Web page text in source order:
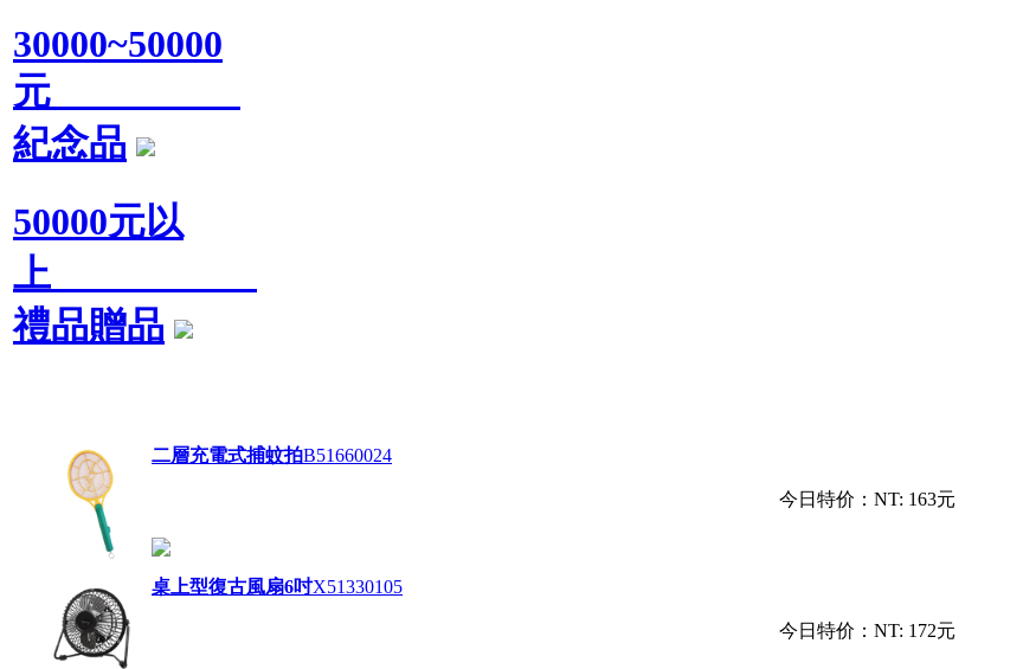
30000~50000
元
紀念品
50000元以
上
禮品贈品
二層充電式捕蚊拍B51660024
今日特价： NT: 163元
桌上型復古風扇6吋X51330105
今日特价： NT: 172元